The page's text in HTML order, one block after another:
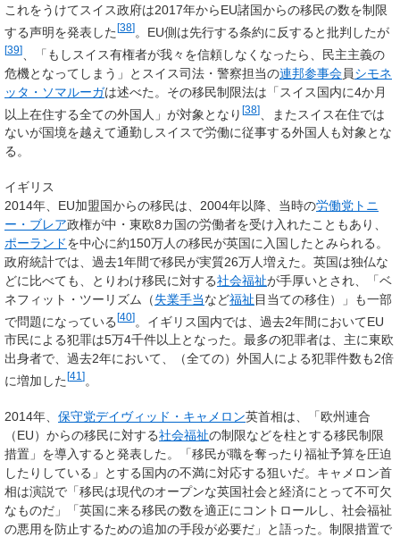
これをうけてスイス政府は2017年からEU諸国からの移民の数を制限
する声明を発表した [38] 。EU側は先行する条約に反すると批判したが
[39]
、「もしスイス有権者が我々を信頼しなくなったら、民主主義の
危機となってしまう」とスイス司法・警察担当の連邦参事会員シモネ
ッタ・ソマルーガは述べた。その移民制限法は「スイス国内に4か月
以上在住する全ての外国人」が対象となり [38]
、またスイス在住では
ないが国境を越えて通勤しスイスで労働に従事する外国人も対象とな
る。
イギリス
2014年、EU加盟国からの移民は、2004年以降、当時の労働党 トニ
ー・ブレア政権が中・東欧8カ国の労働者を受け入れたこともあり、
ポーランドを中心に約150万人の移民が英国に入国したとみられる。
政府統計では、過去1年間で移民が実質26万人増えた。英国は独仏な
どに比べても、とりわけ移民に対する社会福祉が手厚いとされ、「ベ
ネフィット・ツーリズム（失業手当など福祉目当ての移住）」も一部
で問題になっている[40]。イギリス国内では、過去2年間においてEU
市民による犯罪は5万4千件以上となった。最多の犯罪者は、主に東欧
出身者で、過去2年において、（全ての）外国人による犯罪件数も2倍
に増加した [41 ] 。
2014年、 保守党デイヴィッド・キャメロン英首相は、「欧州連合
（EU）からの移民に対する社会福祉の制限などを柱とする移民制限
措置」を導入すると発表した。「移民が職を奪ったり福祉予算を圧迫
したりしている」とする国内の不満に対応する狙いだ。キャメロン首
相は演説で「移民は現代のオープンな英国社会と経済にとって不可欠
なものだ」「英国に来る移民の数を適正にコントロールし、社会福祉
の悪用を防止するための追加の手段が必要だ」と語った。制限措置で